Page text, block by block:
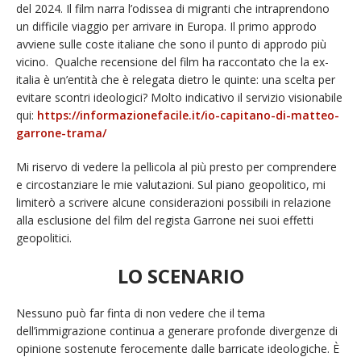
del 2024. Il film narra l’odissea di migranti che intraprendono
un difficile viaggio per arrivare in Europa. Il primo approdo
avviene sulle coste italiane che sono il punto di approdo più
vicino. Qualche recensione del film ha raccontato che la ex-
italia è un’entità che è relegata dietro le quinte: una scelta per
evitare scontri ideologici? Molto indicativo il servizio visionabile
qui: https://informazionefacile.it/io-capitano-di-matteo-
garrone-trama/
Mi riservo di vedere la pellicola al più presto per comprendere
e circostanziare le mie valutazioni. Sul piano geopolitico, mi
limiterò a scrivere alcune considerazioni possibili in relazione
alla esclusione del film del regista Garrone nei suoi effetti
geopolitici.
LO SCENARIO
Nessuno può far finta di non vedere che il tema
dell’immigrazione continua a generare profonde divergenze di
opinione sostenute ferocemente dalle barricate ideologiche. È